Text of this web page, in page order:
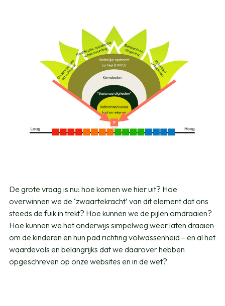
De grote vraag is nu: hoe komen we hier uit? Hoe
overwinnen we de ‘zwaartekracht’ van dit element dat ons
steeds de fuik in trekt? Hoe kunnen we de pijlen omdraaien?
Hoe kunnen we het onderwijs simpelweg weer laten draaien
om de kinderen en hun pad richting volwassenheid – en al het
waardevols en belangrijks dat we daarover hebben
opgeschreven op onze websites en in de wet?